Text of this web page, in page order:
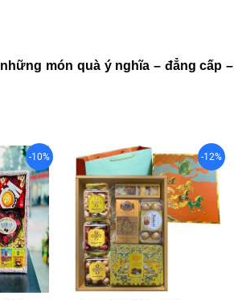
những món quà ý nghĩa – đẳng cấp –
-10% -12%